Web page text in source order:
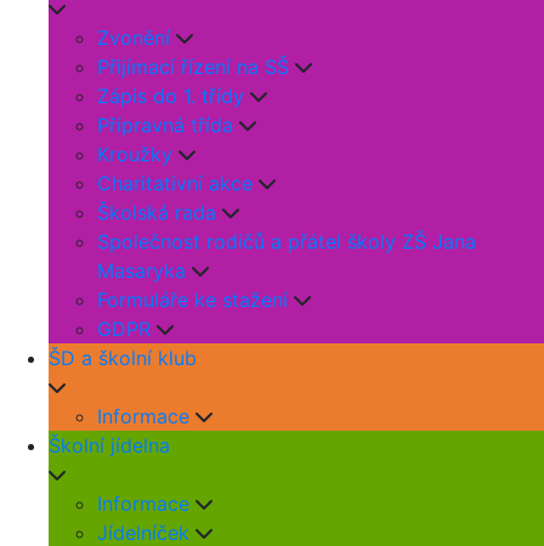
Zvonění
Přijímací řízení na SŠ
Zápis do 1. třídy
Přípravná třída
Kroužky
Charitativní akce
Školská rada
Společnost rodičů a přátel školy ZŠ Jana
Masaryka
Formuláře ke stažení
GDPR
ŠD a školní klub
Informace
Školní jídelna
Informace
Jídelníček